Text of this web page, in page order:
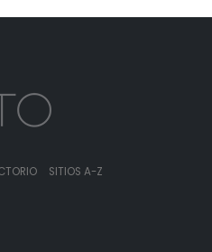
SITIOS A-Z